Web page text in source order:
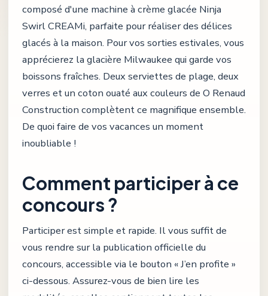
composé d'une machine à crème glacée Ninja
Swirl CREAMi, parfaite pour réaliser des délices
glacés à la maison. Pour vos sorties estivales, vous
apprécierez la glacière Milwaukee qui garde vos
boissons fraîches. Deux serviettes de plage, deux
verres et un coton ouaté aux couleurs de O Renaud
Construction complètent ce magnifique ensemble.
De quoi faire de vos vacances un moment
inoubliable !
Comment participer à ce
concours ?
Participer est simple et rapide. Il vous suffit de
vous rendre sur la publication officielle du
concours, accessible via le bouton « J’en profite »
ci-dessous. Assurez-vous de bien lire les